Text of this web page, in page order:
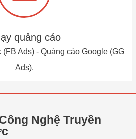
quảng cáo
Ads) - Quảng cáo Google (GG
Ads).
Nghệ Truyền